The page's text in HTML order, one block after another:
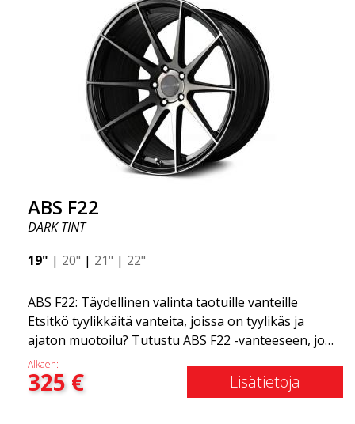
ABS F22
DARK TINT
19" | 20" | 21" | 22"
ABS F22: Täydellinen valinta taotuille vanteille
Etsitkö tyylikkäitä vanteita, joissa on tyylikäs ja
ajaton muotoilu? Tutustu ABS F22 -vanteeseen, joka
on uusi lisäys ABS Luxury Wheels -perheeseen.
Tämän vanteen suuri etu on jopa 50 %:n
painonvähennys. Kaikkien maailman johtavien kilpa-
Alkaen:
325€ Lisätietoja